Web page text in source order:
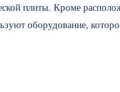
плиты. Кроме
оборудование,